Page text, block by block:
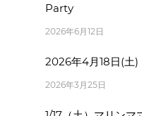
Party
2026年6月12日
2026年4月18日(土)
2026年3月25日